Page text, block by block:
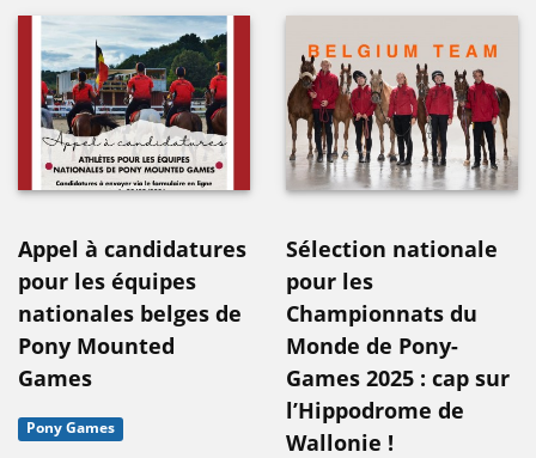
Appel à candidatures
pour les équipes
nationales belges de
Pony Mounted
Games
Pony Games
Sélection nationale
pour les
Championnats du
Monde de Pony-
Games 2025 : cap sur
l’Hippodrome de
Wallonie !